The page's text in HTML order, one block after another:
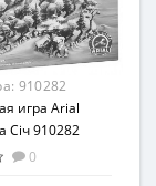
910282
игра Arial
Січ 910282
0